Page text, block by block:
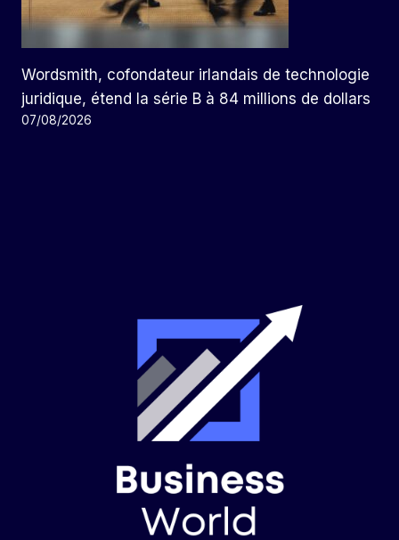
Wordsmith, cofondateur irlandais de technologie
juridique, étend la série B à 84 millions de dollars
07/08/2026